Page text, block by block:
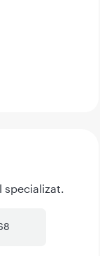
specializat.